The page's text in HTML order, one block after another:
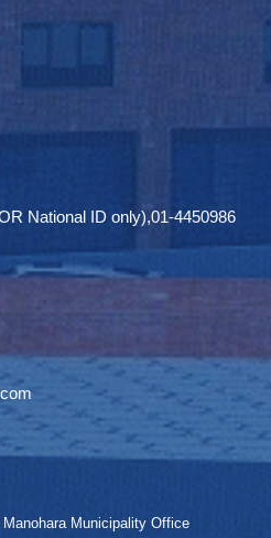
National ID only),01-4450986
Municipality Office